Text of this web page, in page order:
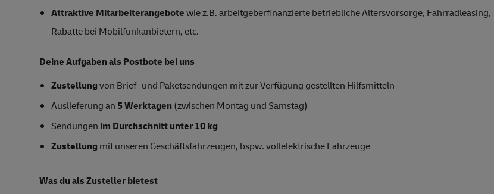
Attraktive Mitarbeiterangebotewie z.B. arbeitgeberfinanzierte betriebliche Altersvorsorge, Fahrradleasing,
Rabatte bei Mobilfunkanbietern, etc.
Deine Aufgaben als Postbote bei uns
Zustellungvon Brief- und Paketsendungen mit zur Verfügung gestellten Hilfsmitteln
Auslieferung an5 Werktagen(zwischen Montag und Samstag)
Sendungen im Durchschnitt unter 10 kg
Zustellung mit unseren Geschäftsfahrzeugen, bspw. vollelektrische Fahrzeuge
Was du als Zusteller bietest